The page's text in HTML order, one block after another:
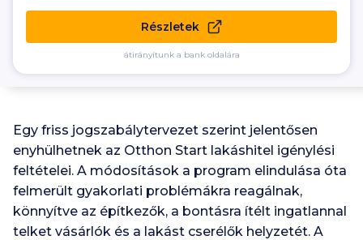
Részletek
átirányítunk a bank oldalára
Egy friss jogszabálytervezet szerint jelentősen
enyhülhetnek az Otthon Start lakáshitel igénylési
feltételei. A módosítások a program elindulása óta
felmerült gyakorlati problémákra reagálnak,
könnyítve az építkezők, a bontásra ítélt ingatlannal
telket vásárlók és a lakást cserélők helyzetét. A